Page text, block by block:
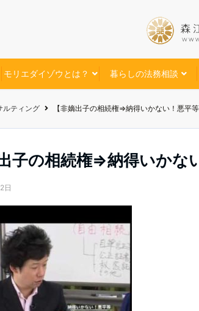
モリエダイゾウとは？ 暮らしの法務相談
ルティング 【非嫡出子の相続権⇒納得いかない！悪平等
出子の相続権⇒納得いかな
日